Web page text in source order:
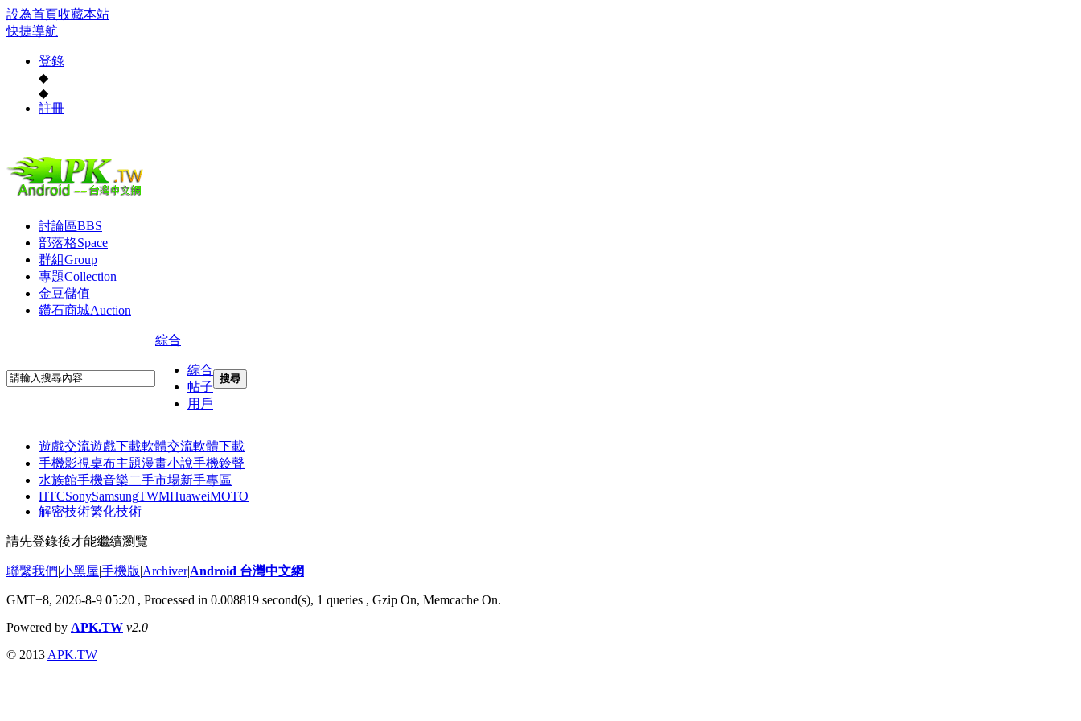
設為首頁收藏本站
快捷導航
登錄
◆
◆
註冊
討論區BBS
部落格Space
群組Group
專題Collection
金豆儲值
鑽石商城Auction
綜合
綜合
帖子
用戶
搜尋
遊戲交流遊戲下載軟體交流軟體下載
手機影視桌布主題漫畫小說手機鈴聲
水族館手機音樂二手市場新手專區
HTCSonySamsungTWMHuaweiMOTO
解密技術繁化技術
請先登錄後才能繼續瀏覽
聯繫我們|小黑屋|手機版|Archiver|Android 台灣中文網
GMT+8, 2026-8-9 05:20 , Processed in 0.008819 second(s), 1 queries , Gzip On, Memcache On.
Powered by APK.TW v2.0
© 2013 APK.TW